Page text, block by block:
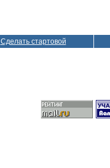
Сделать стартовой